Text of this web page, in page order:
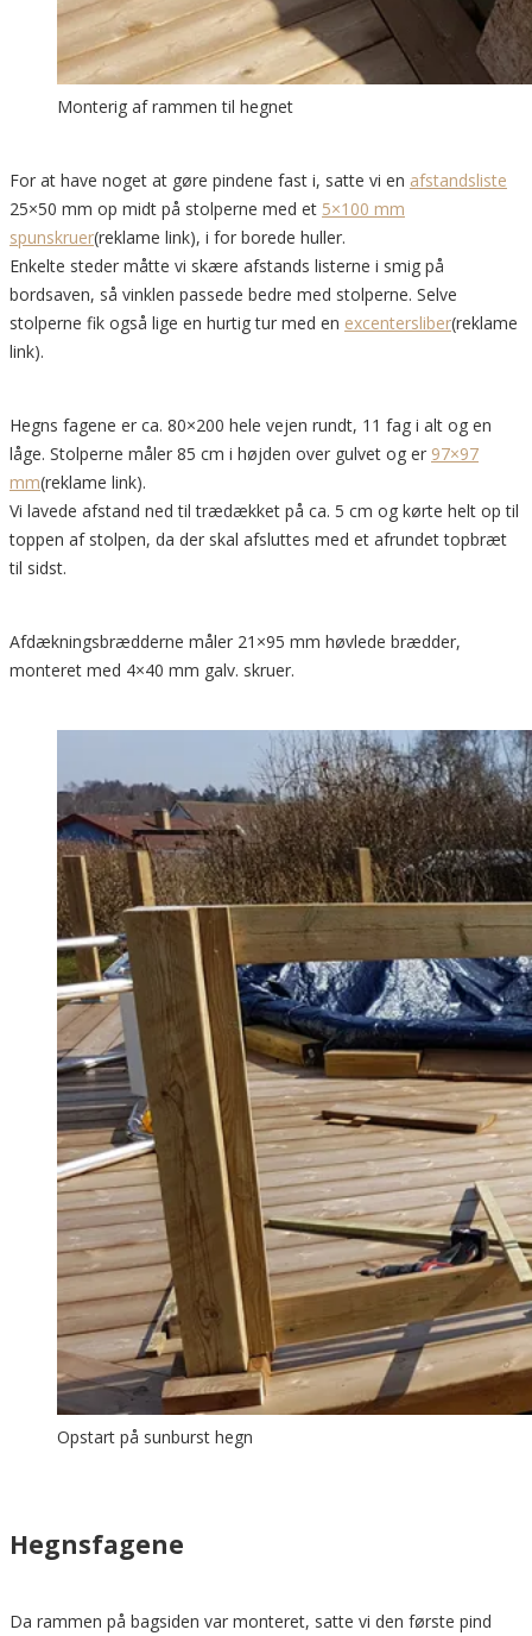
Monterig af rammen til hegnet
For at have noget at gøre pindene fast i, satte vi en afstandsliste
25×50 mm op midt på stolperne med et 5×100 mm
spunskruer(reklame link), i for borede huller.
Enkelte steder måtte vi skære afstands listerne i smig på
bordsaven, så vinklen passede bedre med stolperne. Selve
stolperne fik også lige en hurtig tur med en excentersliber(reklame
link).
Hegns fagene er ca. 80×200 hele vejen rundt, 11 fag i alt og en
låge. Stolperne måler 85 cm i højden over gulvet og er 97×97
mm(reklame link).
Vi lavede afstand ned til trædækket på ca. 5 cm og kørte helt op til
toppen af stolpen, da der skal afsluttes med et afrundet topbræt
til sidst.
Afdækningsbrædderne måler 21×95 mm høvlede brædder,
monteret med 4×40 mm galv. skruer.
Opstart på sunburst hegn
Hegnsfagene
Da rammen på bagsiden var monteret, satte vi den første pind